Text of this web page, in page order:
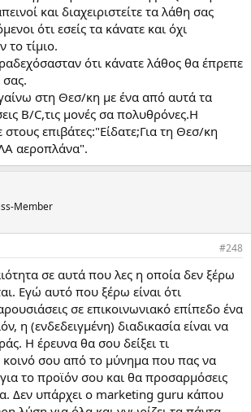
και διαχειριστείτε τα λάθη σας
ότι εσείς τα κάνατε και όχι
το τίμιο.
ότι κάνατε λάθος θα έπρεπε
σας.
στη Θεσ/κη με ένα από αυτά τα
Β/C,τις μονές σα πολυθρόνες.Η
στους επιβάτες:"Είδατε;Για τη Θεσ/κη
αεροπλάνα".
Member
#248
σε αυτά που λες η οποία δεν ξέρω
Εγώ αυτό που ξέρω είναι ότι
σε επικοινωνιακό επίπεδο ένα
η (ενδεδειγμένη) διαδικασία είναι να
Η έρευνα θα σου δείξει τι
κοινό σου από το μύνημα που πας να
το προϊόν σου και θα προσαρμόσεις
Δεν υπάρχει ο marketing guru κάπου